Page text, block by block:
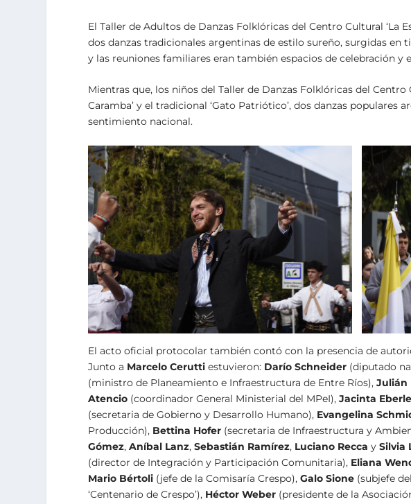
El Taller de Adultos de Danzas Folklóricas del Centro Cultural ‘La
dos danzas tradicionales argentinas de estilo sureño, surgidas en
y las reuniones familiares eran también espacios de celebración y
Mientras que, los niños del Taller de Danzas Folklóricas del Centro
Caramba’ y el tradicional ‘Gato Patriótico’, dos danzas populares
sentimiento nacional.
El acto oficial protocolar también contó con la presencia de
Junto a Marcelo Cerutti estuvieron: Darío Schneider (diputado
(ministro de Planeamiento e Infraestructura de Entre Ríos),Julián
Atencio (coordinador General Ministerial del MPeI),Jacinta Eberle
(secretaria de Gobierno y Desarrollo Humano), Evangelina
Producción), Bettina Hofer (secretaria de Infraestructura y
Gómez,Aníbal Lanz,Sebastián Ramírez, Luciano Recca ySilvia
(director de Integración y Participación Comunitaria), Eliana
Mario Bértoli (jefe de la Comisaría Crespo),Galo Sione (subjefe
‘Centenario de Crespo’), Héctor Weber (presidente de la